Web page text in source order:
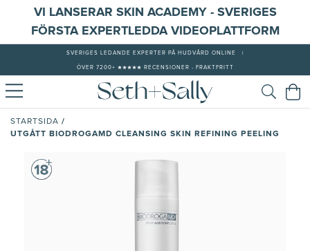
VI LANSERAR SKIN ACADEMY - SVERIGES
FÖRSTA EXPERTLEDDA VIDEOPLATTFORM
SVERIGES LEDANDE EXPERTER PÅ HUDVÅRD ONLINE
ÖVER 7200+ ★★★★★ RECENSIONER - FRAKTFRITT
STARTSIDA /
UTGÅTT BIODROGAMD CLEANSING SKIN REFINING PEELING